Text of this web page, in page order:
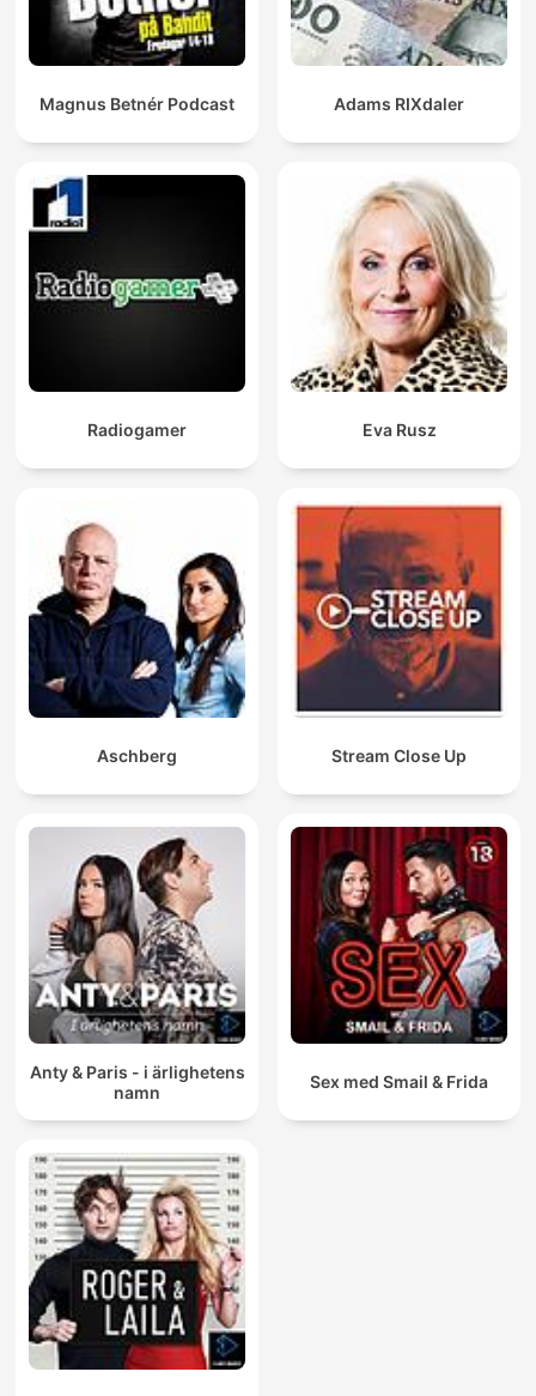
Magnus Betnér Podcast Adams RIXdaler
Radiogamer Eva Rusz
Aschberg Stream Close Up
Anty & Paris - i ärlighetens
namn
Sex med Smail & Frida